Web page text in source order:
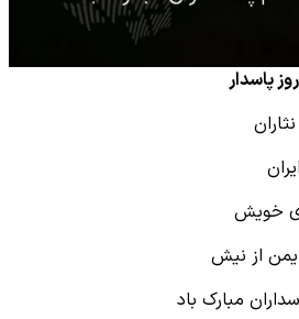
پاسدار
خویش
از نیش
مبارک باد